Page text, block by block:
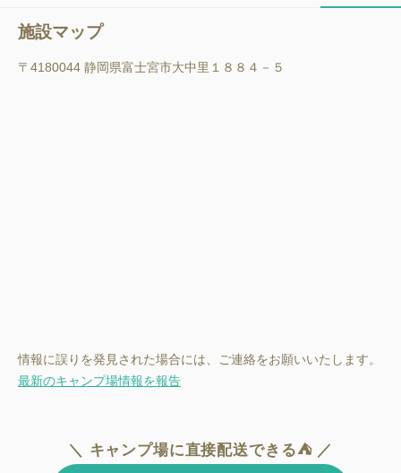
施設マップ
〒4180044 静岡県富士宮市大中里１８８４－５
情報に誤りを発見された場合には、ご連絡をお願いいたします。
最新のキャンプ場情報を報告
＼ キャンプ場に直接配送できる⛺ ／